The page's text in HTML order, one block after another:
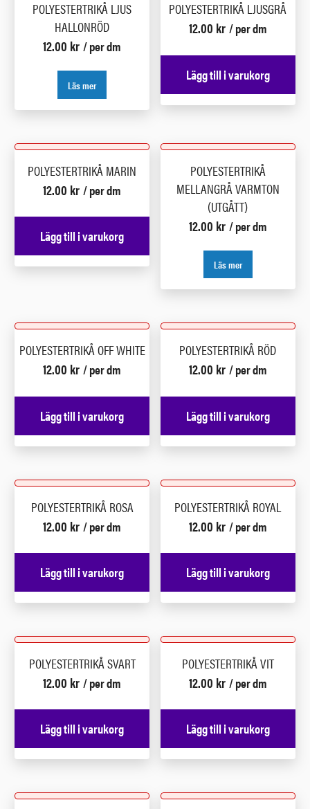
POLYESTERTRIKÅ LJUS
HALLONRÖD
12.00 kr / per dm
Läs mer
POLYESTERTRIKÅ LJUSGRÅ
12.00 kr / per dm
Lägg till i varukorg
POLYESTERTRIKÅ MARIN
12.00 kr / per dm
Lägg till i varukorg
POLYESTERTRIKÅ
MELLANGRÅ VARMTON
(UTGÅTT)
12.00 kr / per dm
Läs mer
POLYESTERTRIKÅ OFF WHITE
12.00 kr / per dm
Lägg till i varukorg
POLYESTERTRIKÅ RÖD
12.00 kr / per dm
Lägg till i varukorg
POLYESTERTRIKÅ ROSA
12.00 kr / per dm
Lägg till i varukorg
POLYESTERTRIKÅ ROYAL
12.00 kr / per dm
Lägg till i varukorg
POLYESTERTRIKÅ SVART
12.00 kr / per dm
Lägg till i varukorg
POLYESTERTRIKÅ VIT
12.00 kr / per dm
Lägg till i varukorg